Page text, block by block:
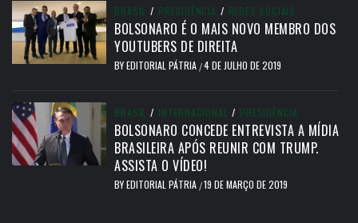
BRASIL / PRESIDÊNCIA / REDES SOCIAIS
BOLSONARO É O MAIS NOVO MEMBRO DOS
YOUTUBERS DE DIREITA
BYEDITORIAL PÁTRIA /4 DE JULHO DE 2019
BRASIL / INTERNACIONAL / PRESIDÊNCIA
BOLSONARO CONCEDE ENTREVISTA A MÍDIA
BRASILEIRA APÓS REUNIR COM TRUMP.
ASSISTA O VÍDEO!
BYEDITORIAL PÁTRIA /19 DE MARÇO DE 2019